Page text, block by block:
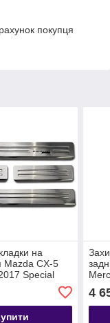
покупця
на
Mazda CX-5
Special
4